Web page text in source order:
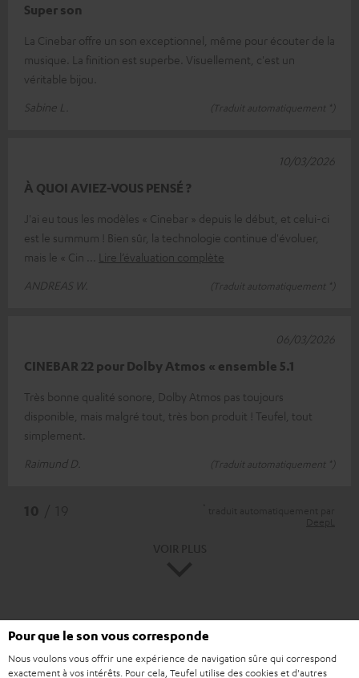
Super son
La Cinebar offre un son exceptionnel, même pour écouter de la
musique. La finition est superbe. Visuellement, c'est un
véritable bijou.
Sabine L.
(Traduit automatiquement *)
À QUOI AVIEZ-VOUS PENSÉ ?
J'ai eu tous les modèles « Cinebar » depuis le début, et celui-ci
est le summum ! Bien sûr, la technologie continue d'évoluer,
mais le « Cin
Lire l’évaluation complète
ANDREAS W.
(Traduit automatiquement *)
10/03/2026
CINEBAR 22 pour Dolby Atmos « ensemble 5.1
Très bonne qualité sonore, Dolby Atmos pas toujours
disponible, mais malgré tout, très bon produit ! Teufel, tout
simplement.
Raimund D.
(Traduit automatiquement *)
06/03/2026
Pour que le son vous corresponde
Nous voulons vous offrir une expérience de navigation sûre qui correspond
exactement à vos intérêts. Pour cela, Teufel utilise des cookies et d'autres